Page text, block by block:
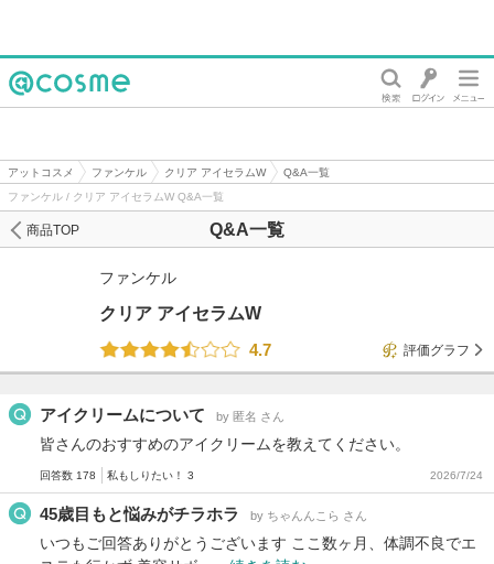
アットコスメ ファンケル クリア アイセラムW
Q&A一覧
ファンケル / クリア アイセラムW Q&A一覧
Q&A一覧
商品TOP
ファンケル
クリア アイセラムW
4.7
評価グラフ
アイクリームについて by 匿名 さん
皆さんのおすすめのアイクリームを教えてください。
回答数 178 私もしりたい！ 3 2026/7/24
45歳目もと悩みがチラホラ by ちゃんんこら さん
いつもご回答ありがとうございます ここ数ヶ月、体調不良でエ